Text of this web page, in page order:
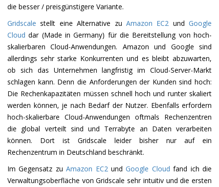
die besser / preisgünstigere Variante.
Gridscale stellt eine Alternative zu Amazon EC2 und Google
Cloud dar (Made in Germany) für die Bereitstellung von hoch-
skalierbaren Cloud-Anwendungen. Amazon und Google sind
allerdings sehr starke Konkurrenten und es bleibt abzuwarten,
ob sich das Unternehmen langfristig im Cloud-Server-Markt
schlagen kann. Denn die Anforderungen der Kunden sind hoch:
Die Rechenkapazitäten müssen schnell hoch und runter skaliert
werden können, je nach Bedarf der Nutzer. Ebenfalls erfordern
hoch-skalierbare Cloud-Anwendungen oftmals Rechenzentren
die global verteilt sind und Terrabyte an Daten verarbeiten
können. Dort ist Gridscale leider bisher nur auf ein
Rechenzentrum in Deutschland beschränkt.
Im Gegensatz zuAmazon EC2undGoogle Cloud fand ich die
Verwaltungsoberfläche von Gridscale sehr intuitiv und die ersten